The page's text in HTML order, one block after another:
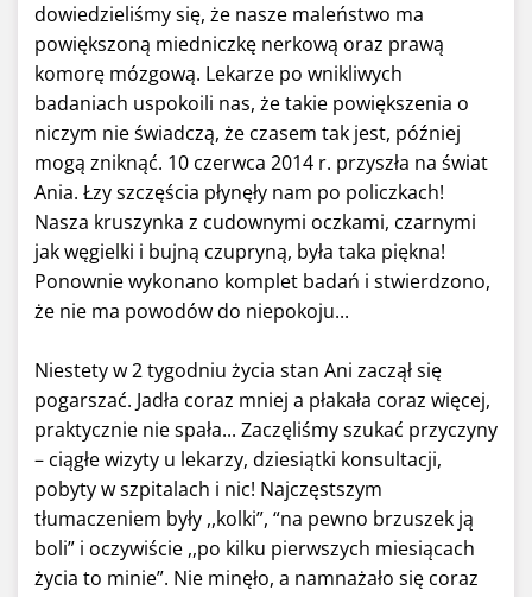
dowiedzieliśmy się, że nasze maleństwo ma
powiększoną miedniczkę nerkową oraz prawą
komorę mózgową. Lekarze po wnikliwych
badaniach uspokoili nas, że takie powiększenia o
niczym nie świadczą, że czasem tak jest, później
mogą zniknąć. 10 czerwca 2014 r. przyszła na świat
Ania. Łzy szczęścia płynęły nam po policzkach!
Nasza kruszynka z cudownymi oczkami, czarnymi
jak węgielki i bujną czupryną, była taka piękna!
Ponownie wykonano komplet badań i stwierdzono,
że nie ma powodów do niepokoju...
Niestety w 2 tygodniu życia stan Ani zaczął się
pogarszać. Jadła coraz mniej a płakała coraz więcej,
praktycznie nie spała... Zaczęliśmy szukać przyczyny
– ciągłe wizyty u lekarzy, dziesiątki konsultacji,
pobyty w szpitalach i nic! Najczęstszym
tłumaczeniem były ,,kolki”, “na pewno brzuszek ją
boli” i oczywiście ,,po kilku pierwszych miesiącach
życia to minie”. Nie minęło, a namnażało się coraz